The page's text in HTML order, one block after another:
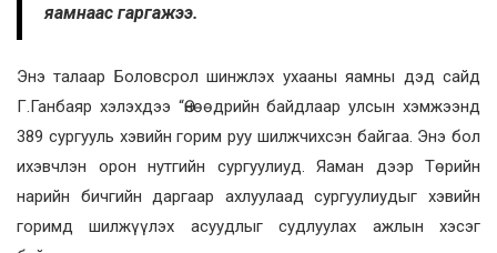
яамнаас гаргажээ.
Энэ талаар Боловсрол шинжлэх ухааны яамны дэд сайд
Г.Ганбаяр хэлэхдээ “Өнөөдрийн байдлаар улсын хэмжээнд
389 сургууль хэвийн горим руу шилжчихсэн байгаа. Энэ бол
ихэвчлэн орон нутгийн сургуулиуд. Яаман дээр Төрийн
нарийн бичгийн даргаар ахлуулаад сургуулиудыг хэвийн
горимд шилжүүлэх асуудлыг судлуулах ажлын хэсэг